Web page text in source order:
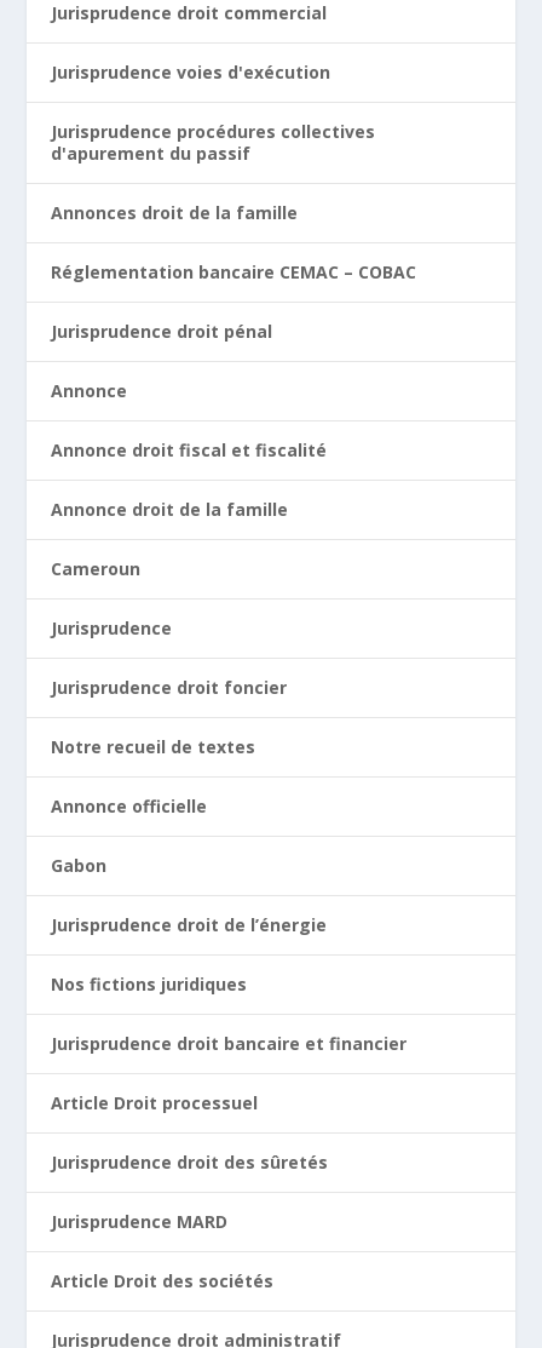
Jurisprudence droit commercial
Jurisprudence voies d'exécution
Jurisprudence procédures collectives
d'apurement du passif
Annonces droit de la famille
Réglementation bancaire CEMAC – COBAC
Jurisprudence droit pénal
Annonce
Annonce droit fiscal et fiscalité
Annonce droit de la famille
Cameroun
Jurisprudence
Jurisprudence droit foncier
Notre recueil de textes
Annonce officielle
Gabon
Jurisprudence droit de l’énergie
Nos fictions juridiques
Jurisprudence droit bancaire et financier
Article Droit processuel
Jurisprudence droit des sûretés
Jurisprudence MARD
Article Droit des sociétés
Jurisprudence droit administratif